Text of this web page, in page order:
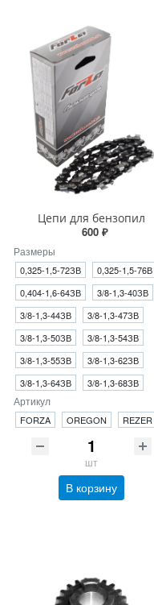
Цепи для бензопил
600 ₽
Размеры
0,325-1,5-72ЗВ
0,325-1,5-76В
0,404-1,6-64ЗВ
3/8-1,3-40ЗВ
3/8-1,3-44ЗВ
3/8-1,3-47ЗВ
3/8-1,3-50ЗВ
3/8-1,3-54ЗВ
3/8-1,3-55ЗВ
3/8-1,3-62ЗВ
3/8-1,3-64ЗВ
3/8-1,3-68ЗВ
Артикул
FORZA OREGON REZER
шт
В корзину